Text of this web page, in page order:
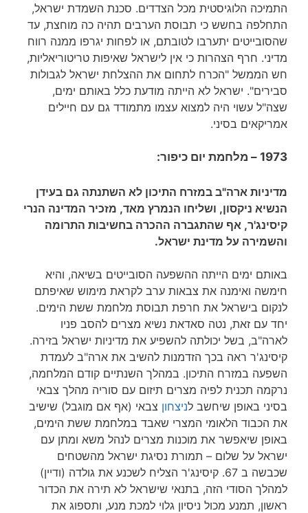
התמיכה הלוגיסטית מכל הצדדים. סכנת השמדת ישראל,
התחלפה בחשש כי תבוסת הערבים תהיה כה מוחצת, עד
שהסובייטים יתערבו לטובתם, או לפחות יגרפו ממנה רווח
מדיני. חרף הצהרות כי אין לישראל שאיפות טריטוריאליות,
חש הממשל "הכרח לתחום את ההצלחת ישראל לגבולות
סבירים". ישראל לא הייתה מודעת כלל באותם ימים,
שצה"ל עשוי היה למצוא עצמו מתמודד גם עם חיילים
אמריקאים בסיני.
1973 – מלחמת יום כיפור:
מדיניות ארה"ב במזרח התיכון לא השתנתה גם בעידן
הנשיא ניקסון, ושליחו הנמרץ מאד, מזכיר המדינה הנרי
קיסינג'ר, אף שהתגברה ההכרה בחשיבות התרומה
והשמירה על מדינת ישראל.
באותם ימים הייתה ההשפעה הסובייטים בשיאה, והיא
חימשה ואימנה את צבאות ערב לקראת מימוש שאיפתם
לנקום בישראל את חרפת תבוסת מלחמת ששת הימים.
יחד עם זאת, נטה סאדאת נשיא מצרים להסב פניו
לארה"ב, בשל יכולתה להשפיע את מדיניות ישראל בזירה.
קיסינג'ר ראה בכך הזדמנות להשיב את ארה"ב לעמדת
השפעה במזרח התיכון. במהלך השנתיים קודם המלחמה,
נרקמה תכנית לפיה מצרים תיזום עם סוריה מהלך צבאי
בסיני באופן שיחשב לניצחון צבאי (אף אם מוגבל) שישיב
את הכבוד הלאומי המצרי שאבד במלחמת ששת הימים,
באופן שיאפשר את מוכנות מצרים לנהל משא ומתן עם
ישראל על שלום – תמורת נסיגת ישראל מהשטחים
שכבשה ב 67. קיסינג'ר הצליח לשכנע את גולדה (ודיין)
למהלך הסודי הזה, בתנאי שישראל לא תירה את הכדור
ראשון, תמנע מכול ניסיון גלוי למכת מנע, ותספוג את